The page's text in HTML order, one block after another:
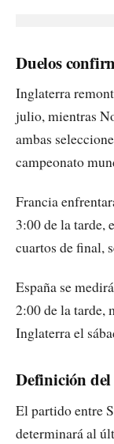
Duelos
Inglaterra
julio, mientras
ambas
campeonato
Francia
3:00 de la tarde,
cuartos de final,
España se
2:00 de la tarde,
Inglaterra el
Definición
El partido entre
determinará al